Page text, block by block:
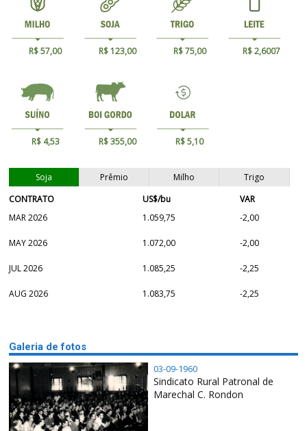
R$ 57,00 R$ 123,00 R$ 75,00 R$ 2,6007
R$ 4,53 R$ 355,00 R$ 5,10
Soja Prêmio Milho
Trigo
CONTRATO
US$/bu
VAR
MAR 2026
1.059,75 -2,00
MAY 2026 1.072,00 -2,00
JUL 2026 1.085,25 -2,25
AUG 2026 1.083,75 -2,25
Galeria de fotos
03-09-1960
Sindicato Rural Patronal de
Marechal C. Rondon